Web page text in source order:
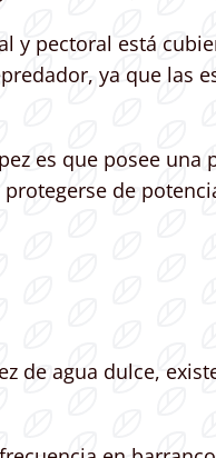
y pectoral está
ya que las
es que posee
de
de agua dulce,